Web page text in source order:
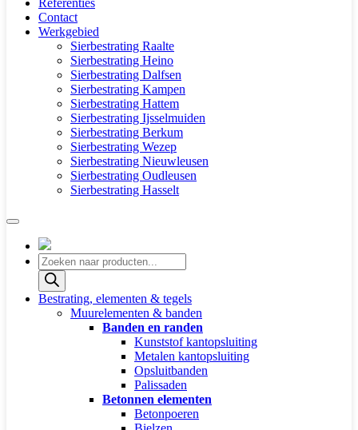
Contact
Werkgebied
Sierbestrating Raalte
Sierbestrating Heino
Sierbestrating Dalfsen
Sierbestrating Kampen
Sierbestrating Hattem
Sierbestrating Ijsselmuiden
Sierbestrating Berkum
Sierbestrating Wezep
Sierbestrating Nieuwleusen
Sierbestrating Oudleusen
Sierbestrating Hasselt
Producten
zoeken
Bestrating, elementen & tegels
Muurelementen & banden
Banden en randen
Kunststof kantopsluiting
Metalen kantopsluiting
Opsluitbanden
Palissaden
Betonnen elementen
Betonpoeren